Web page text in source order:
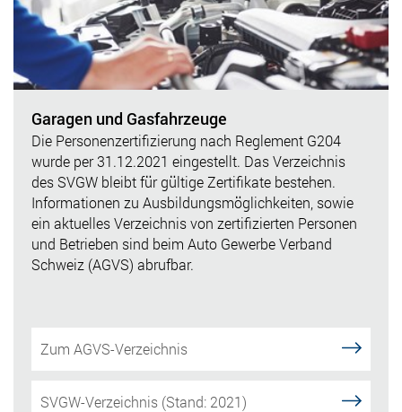
Garagen und Gasfahrzeuge
Die Personenzertifizierung nach Reglement G204
wurde per 31.12.2021 eingestellt. Das Verzeichnis
des SVGW bleibt für gültige Zertifikate bestehen.
Informationen zu Ausbildungsmöglichkeiten, sowie
ein aktuelles Verzeichnis von zertifizierten Personen
und Betrieben sind beim Auto Gewerbe Verband
Schweiz (AGVS) abrufbar.
Zum AGVS-Verzeichnis
SVGW-Verzeichnis (Stand: 2021)